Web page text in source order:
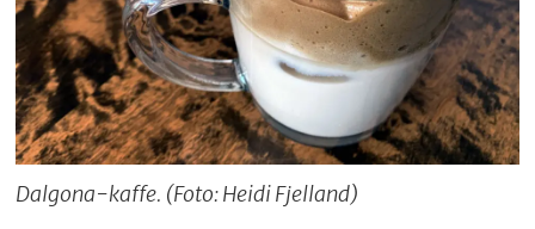
Dalgona-kaffe. (Foto: Heidi Fjelland)